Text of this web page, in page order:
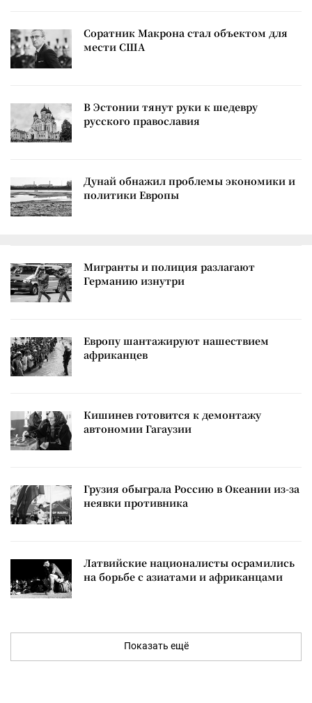
Соратник Макрона стал объектом для
мести США
В Эстонии тянут руки к шедевру
русского православия
Дунай обнажил проблемы экономики и
политики Европы
Мигранты и полиция разлагают
Германию изнутри
Европу шантажируют нашествием
африканцев
Кишинев готовится к демонтажу
автономии Гагаузии
Грузия обыграла Россию в Океании из-за
неявки противника
Латвийские националисты осрамились
на борьбе с азиатами и африканцами
Показать ещё